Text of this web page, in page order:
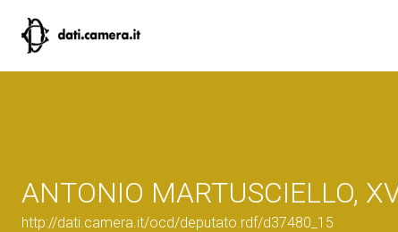
ANTONIO MARTUSCIELLO,
http://dati.camera.it/ocd/deputato.rdf/d37480_15